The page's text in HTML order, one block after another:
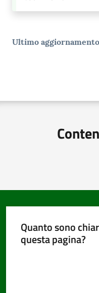
Ultimo aggiornamento
Quanto sono
questa pagina?